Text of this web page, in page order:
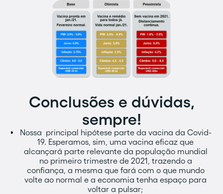
Conclusões e dúvidas,
sempre!
Nossa principal hipótese parte da vacina da Covid-
19. Esperamos, sim, uma vacina eficaz que
alcançará parte relevante da população mundial
no primeiro trimestre de 2021, trazendo a
confiança, a mesma que fará com o que mundo
volte ao normal e a economia tenha espaço para
voltar a pulsar;